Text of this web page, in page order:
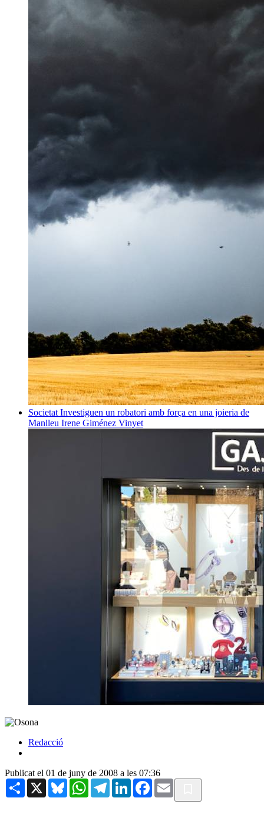
Societat Investiguen un robatori amb força en una joieria de
Manlleu Irene Giménez Vinyet
Redacció
Publicat el 01 de juny de 2008 a les 07:36
Share X BlueskyWhatsAppTelegramLinkedInFacebook
Email